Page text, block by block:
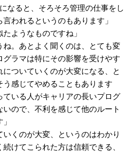
なると、そろそろ管理の仕事をし
われるというのもあります」
たようなものですね」
ね。あとよく聞くのは、とても変
ラマは特にその影響を受けやす
ついていくのが大変になる、と
う感じてやめることもあります
ている人がキャリアの長いプログ
ので、不利を感じて他のルート
いくのが大変、というのはわかり
けてこられた方は信頼できる、